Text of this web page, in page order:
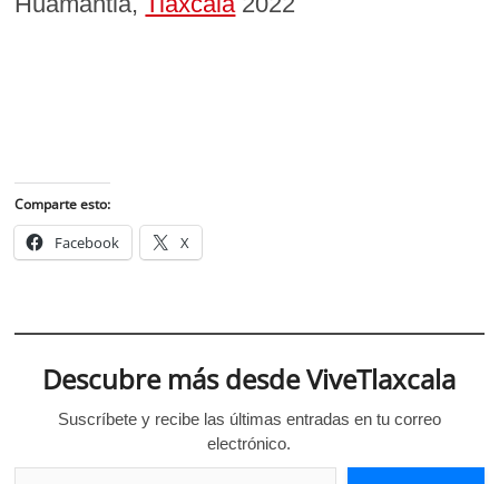
Comparte esto:
Facebook X
Descubre más desde ViveTlaxcala
Suscríbete y recibe las últimas entradas en tu correo
electrónico.
Escribe tu correo electrónico…